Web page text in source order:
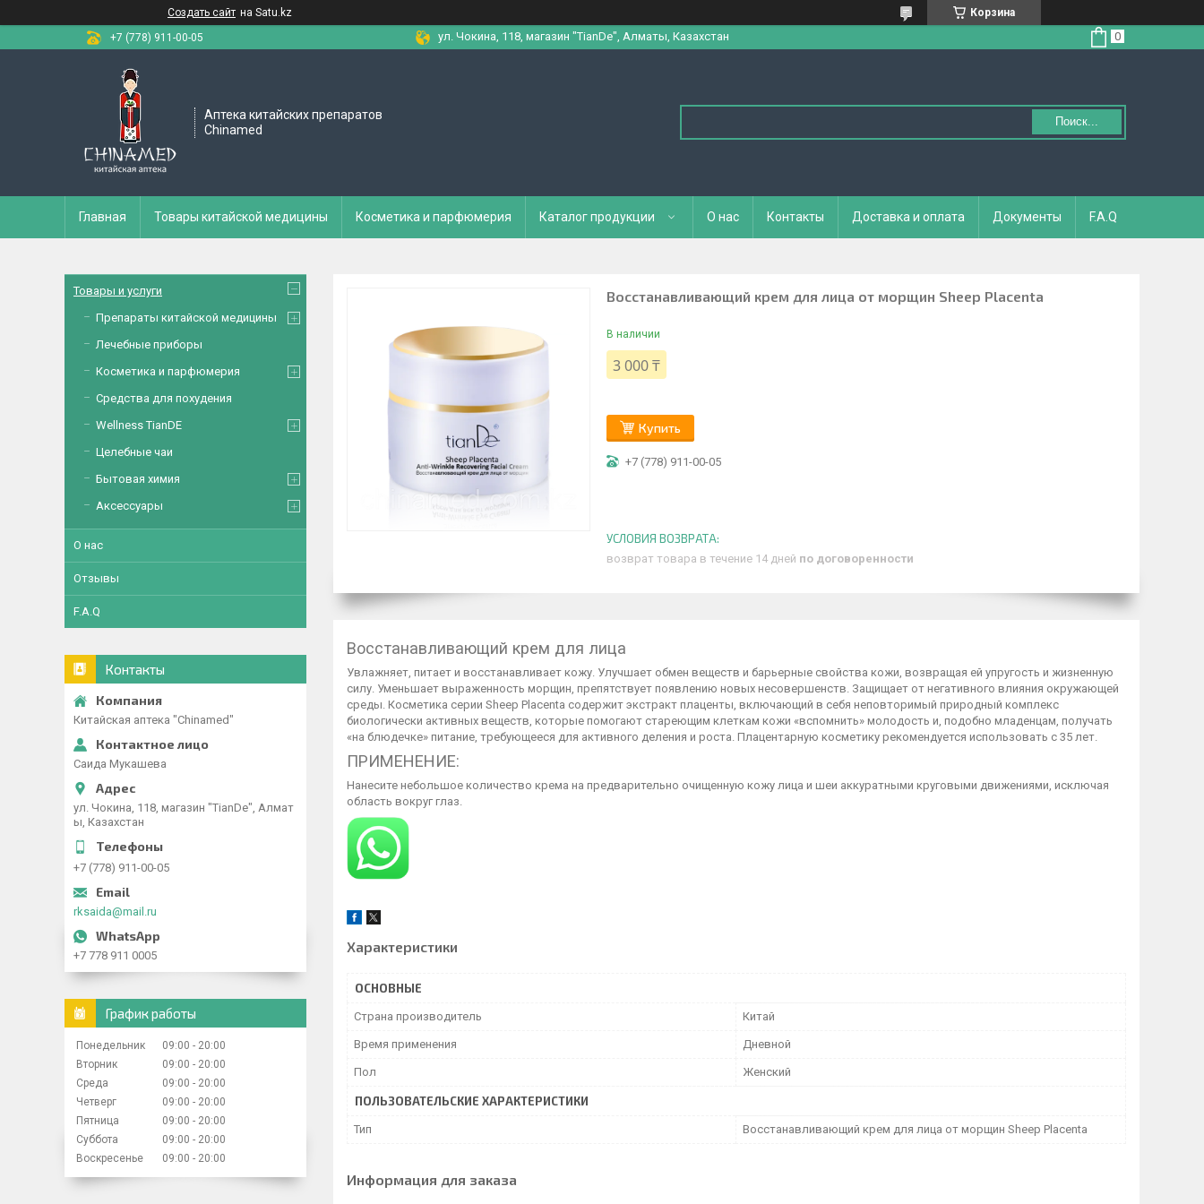
Создать сайт на Satu.kz
Корзина
+7 (778) 911-00-05
ул. Чокина, 118, магазин "TianDe", Алматы, Казахстан
Аптека китайских препаратов
Chinamed
Поиск...
Главная Товары китайской медицины Косметика и парфюмерия Каталог продукции О нас Контакты Доставка и оплата Документы F.A.Q
Восстанавливающий крем для лица от морщин Sheep Placenta
В наличии
3 000 ₸
Купить
+7 (778) 911-00-05
возврат товара в течение 14 дней по договоренности
Восстанавливающий крем для лица
Увлажняет, питает и восстанавливает кожу. Улучшает обмен веществ и барьерные свойства кожи, возвращая ей упругость и жизненную
силу. Уменьшает выраженность морщин, препятствует появлению новых несовершенств. Защищает от негативного влияния окружающей
среды. Косметика серии Sheep Placenta содержит экстракт плаценты, включающий в себя неповторимый природный комплекс
биологически активных веществ, которые помогают стареющим клеткам кожи «вспомнить» молодость и, подобно младенцам, получать
«на блюдечке» питание, требующееся для активного деления и роста. Плацентарную косметику рекомендуется использовать с 35 лет.
ПРИМЕНЕНИЕ:
Нанесите небольшое количество крема на предварительно очищенную кожу лица и шеи аккуратными круговыми движениями, исключая
область вокруг глаз.
Характеристики
ОСНОВНЫЕ
Страна производитель Китай
Время применения Дневной
Пол Женский
ПОЛЬЗОВАТЕЛЬСКИЕ ХАРАКТЕРИСТИКИ
Тип Восстанавливающий крем для лица от морщин Sheep Placenta
Информация для заказа
Товары и услуги
Препараты китайской медицины
Лечебные приборы
Косметика и парфюмерия
Средства для похудения
Wellness TianDE
Целебные чаи
Бытовая химия
Аксессуары
О нас
Отзывы
F.A.Q
Контакты
Китайская аптека "Chinamed"
Саида Мукашева
ул. Чокина, 118, магазин "TianDe", Алмат
ы, Казахстан
+7 (778) 911-00-05
rksaida@mail.ru
+7 778 911 0005
График работы
Понедельник 09:00
20:00
Вторник
09:00
20:00
Среда
09:00
20:00
Четверг
09:00
20:00
Пятница
09:00
20:00
Суббота
09:00
20:00
Воскресенье
09:00 20:00